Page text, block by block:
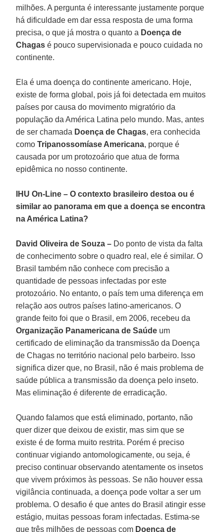
milhões. A pergunta é interessante justamente porque
há dificuldade em dar essa resposta de uma forma
precisa, o que já mostra o quanto a Doença de
Chagas é pouco supervisionada e pouco cuidada no
continente.
Ela é uma doença do continente americano. Hoje,
existe de forma global, pois já foi detectada em muitos
países por causa do movimento migratório da
população da América Latina pelo mundo. Mas, antes
de ser chamada Doença de Chagas, era conhecida
comoTripanossomíase Americana, porque é
causada por um protozoário que atua de forma
epidêmica no nosso continente.
IHU On-Line – O contexto brasileiro destoa ou é
similar ao panorama em que a doença se encontra
na América Latina?
David Oliveira de Souza – Do ponto de vista da falta
de conhecimento sobre o quadro real, ele é similar. O
Brasil também não conhece com precisão a
quantidade de pessoas infectadas por este
protozoário. No entanto, o país tem uma diferença em
relação aos outros países latino-americanos. O
grande feito foi que o Brasil, em 2006, recebeu da
Organização Panamericana de Saúde um
certificado de eliminação da transmissão da Doença
de Chagas no território nacional pelo barbeiro. Isso
significa dizer que, no Brasil, não é mais problema de
saúde pública a transmissão da doença pelo inseto.
Mas eliminação é diferente de erradicação.
Quando falamos que está eliminado, portanto, não
quer dizer que deixou de existir, mas sim que se
existe é de forma muito restrita. Porém é preciso
continuar vigiando antomologicamente, ou seja, é
preciso continuar observando atentamente os insetos
que vivem próximos às pessoas. Se não houver essa
vigilância continuada, a doença pode voltar a ser um
problema. O desafio é que antes do Brasil atingir esse
estágio, muitas pessoas foram infectadas. Estima-se
que três milhões de pessoas com Doença de